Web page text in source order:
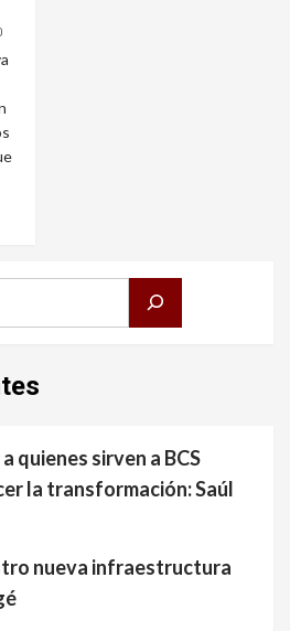
quienes sirven a BCS
la transformación: Saúl
nueva infraestructura